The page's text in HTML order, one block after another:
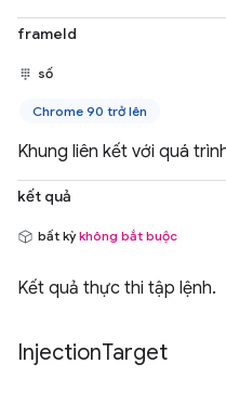
frameId
số
Chrome 90 trở lên
Khung liên kết với quá
kết quả
bất kỳkhông bắt buộc
Kết quả thực thi tập lệnh.
InjectionTarget